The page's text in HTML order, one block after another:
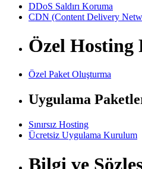
DDoS Saldırı Koruma
CDN (Content Delivery
Özel Hosting
Özel Paket Oluşturma
Uygulama
Sınırsız Hosting
Ücretsiz Uygulama Kurulum
Bilgi ve